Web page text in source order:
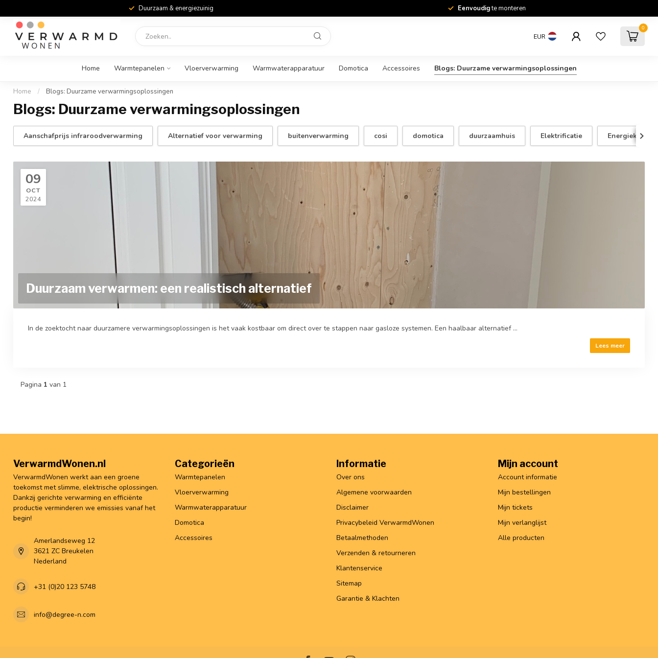
Duurzaam & energiezuinig Eenvoudigte monteren
EUR
0
Home Warmtepanelen Vloerverwarming Warmwaterapparatuur Domotica Accessoires Blogs: Duurzame verwarmingsoplossingen
Home / Blogs: Duurzame verwarmingsoplossingen
Blogs: Duurzame verwarmingsoplossingen
Aanschafprijs infraroodverwarming Alternatief voor verwarming buitenverwarming cosi domotica duurzaamhuis Elektrificatie
09
OCT
2024
Duurzaam verwarmen: een realistisch alternatief
In de zoektocht naar duurzamere verwarmingsoplossingen is het vaak kostbaar om direct over te stappen naar gasloze systemen. Een haalbaar alternatief ...
Lees meer
Pagina 1 van 1
VerwarmdWonen.nl
VerwarmdWonen werkt aan een groene
toekomst met slimme, elektrische oplossingen.
Dankzij gerichte verwarming en efficiënte
productie verminderen we emissies vanaf het
begin!
Amerlandseweg 12
3621 ZC Breukelen
Nederland
+31 (0)20 123 5748
info@degree-n.com
Categorieën
Warmtepanelen
Vloerverwarming
Warmwaterapparatuur
Domotica
Accessoires
Informatie
Over ons
Algemene voorwaarden
Disclaimer
Privacybeleid VerwarmdWonen
Betaalmethoden
Verzenden & retourneren
Klantenservice
Sitemap
Garantie & Klachten
Mijn account
Account informatie
Mijn bestellingen
Mijn tickets
Mijn verlanglijst
Alle producten